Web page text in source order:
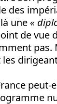
des
une «
de vue
pas.
peut-